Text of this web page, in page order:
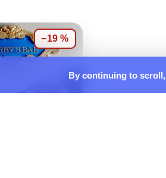
−19 %
By continuing to scroll,